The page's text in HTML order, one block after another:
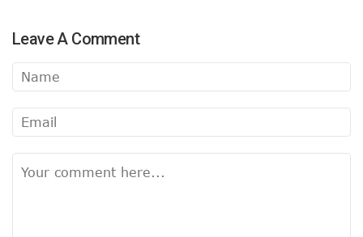
Leave A Comment